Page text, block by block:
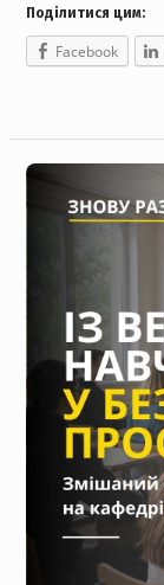
Поділитися цим:
Facebook